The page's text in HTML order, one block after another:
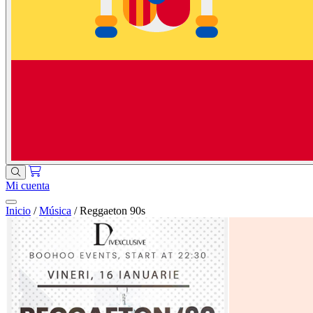
Mi cuenta
Inicio / Música / Reggaeton 90s